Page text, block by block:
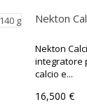
Nekton
Nekton
integratore
calcio e...
16,500 €